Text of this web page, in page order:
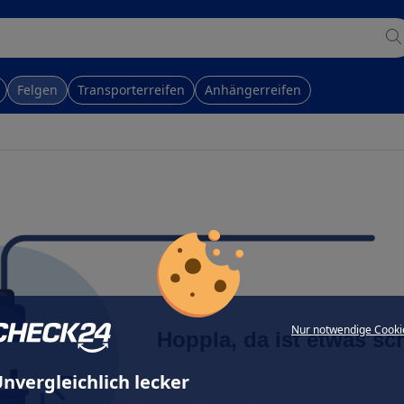
Nur notwendige
lecker
Felgen Transporterreifen Anhängerreifen
Hoppla, da ist etwas